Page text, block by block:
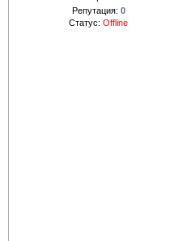
Репутация: 0
Статус: Offline